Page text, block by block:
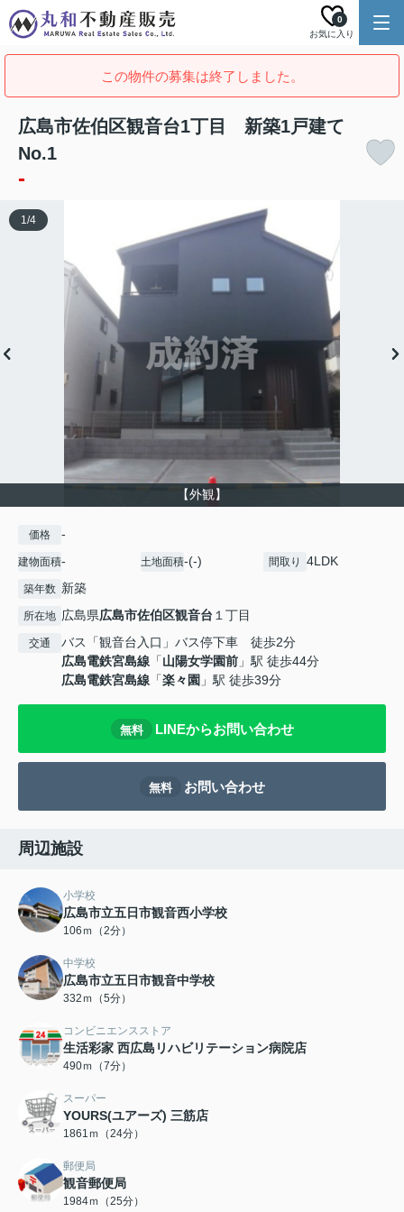
お気に入り
0
この物件の募集は終了しました。
広島市佐伯区観音台1丁目 新築1戸建て
No.1
-
【外観】
1/4
価格 -
建物面積- 土地面積-(-) 間取り 4LDK
築年数 新築
所在地 広島県広島市佐伯区観音台 １丁目
交通
バス「観音台入口」バス停下車 徒歩2分
広島電鉄宮島線 「山陽女学園前 」駅 徒歩44分
広島電鉄宮島線 「楽々園 」駅 徒歩39分
無料 LINEからお問い合わせ
無料 お問い合わせ
周辺施設
小学校
広島市立五日市観音西小学校
106ｍ（2分）
中学校
広島市立五日市観音中学校
332ｍ（5分）
コンビニエンスストア
生活彩家 西広島リハビリテーション病院店
490ｍ（7分）
スーパー
YOURS(ユアーズ) 三筋店
1861ｍ（24分）
郵便局
観音郵便局
1984ｍ（25分）